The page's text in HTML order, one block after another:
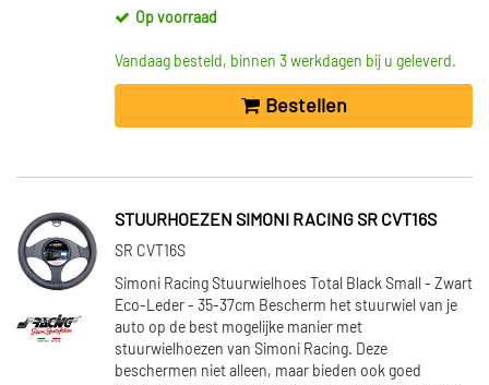
Op voorraad
Vandaag besteld, binnen 3 werkdagen bij u geleverd.
Bestellen
STUURHOEZEN SIMONI RACING SR CVT16S
SR CVT16S
Simoni Racing Stuurwielhoes Total Black Small - Zwart
Eco-Leder - 35-37cm Bescherm het stuurwiel van je
auto op de best mogelijke manier met
stuurwielhoezen van Simoni Racing. Deze
beschermen niet alleen, maar bieden ook goed